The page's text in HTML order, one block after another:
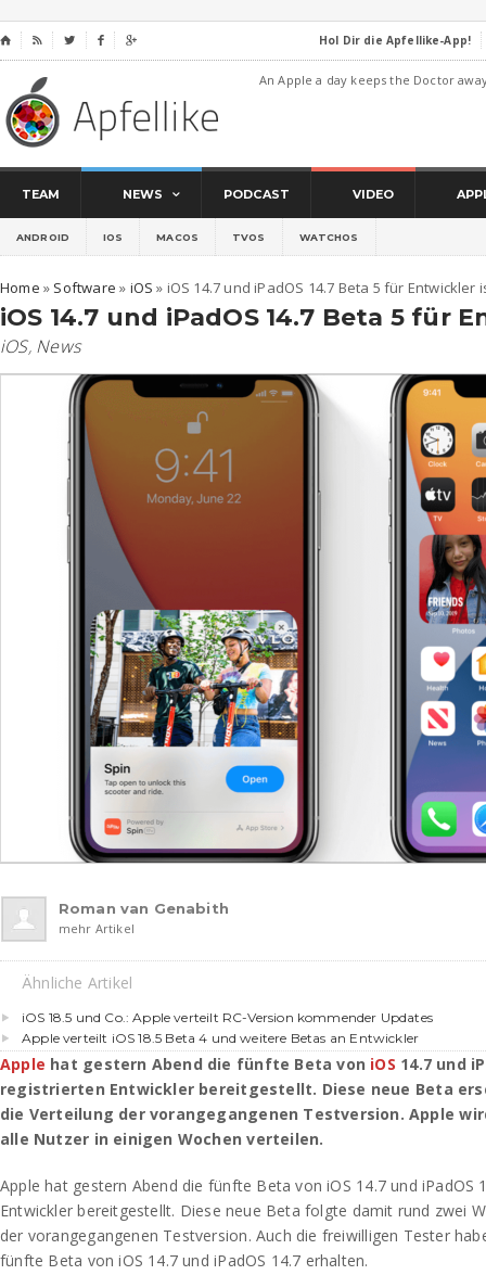
⌂     Hol Dir die Apfellike-App!
An Apple a day keeps the Doctor
TEAM NEWS PODCAST VIDEO
ANDROID IOS MACOS TVOS WATCHOS
Home » Software » iOS » iOS 14.7 und iPadOS 14.7 Beta 5 für Entwickler
iOS 14.7 und iPadOS 14.7 Beta 5 für
iOS, News
Roman van Genabith
mehr Artikel
Ähnliche Artikel
iOS 18.5 und Co.: Apple verteilt RC-Version kommender Updates
Apple verteilt iOS 18.5 Beta 4 und weitere Betas an Entwickler
Apple hat gestern Abend die fünfte Beta von iOS 14.7 und
registrierten Entwickler bereitgestellt. Diese neue Beta
die Verteilung der vorangegangenen Testversion. Apple
alle Nutzer in einigen Wochen verteilen.
Apple hat gestern Abend die fünfte Beta von iOS 14.7 und iPadOS
Entwickler bereitgestellt. Diese neue Beta folgte damit rund zwei
der vorangegangenen Testversion. Auch die freiwilligen Tester
fünfte Beta von iOS 14.7 und iPadOS 14.7 erhalten.